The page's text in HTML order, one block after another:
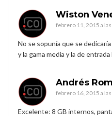
Wiston
febrero 11, 2015 a
No se sopunía que se
y la gama media y la de entrada
Andrés
febrero 16, 2015 a
Excelente: 8 GB internos,